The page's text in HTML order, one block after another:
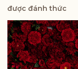
được đánh thức